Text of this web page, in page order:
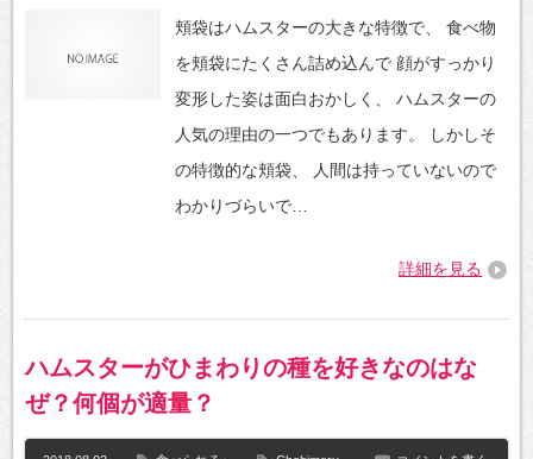
頬袋はハムスターの大きな特徴で、 食べ物
を頬袋にたくさん詰め込んで 顔がすっかり
変形した姿は面白おかしく、 ハムスターの
人気の理由の一つでもあります。 しかしそ
の特徴的な頬袋、 人間は持っていないので
わかりづらいで…
詳細を見る
ハムスターがひまわりの種を好きなのはな
ぜ？何個が適量？